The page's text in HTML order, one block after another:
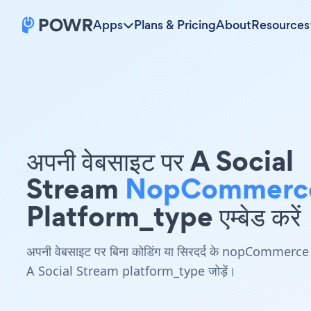
Apps Plans & PricingAboutResources
अपनी वेबसाइट पर A Social
Stream
Platform_type एम्बेड करें
अपनी वेबसाइट पर बिना कोडिंग या सिरदर्द के nopCommerce
A Social Stream platform_type जोड़ें।